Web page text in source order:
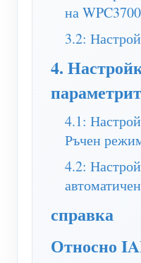
Виртуален
Система за
Приложения
Енергиен
Монитор за
Система за
нагреватели
Домашна
Ресурси
Бърз старт на
Документ
Обучително
ЧЗВ
Общност
Разработчик
Разгледайте
Програма за
Контакт
За нас
на WPC3700
3.2:
4.
4.1:
Ръчен
4.2:
справка
Относно